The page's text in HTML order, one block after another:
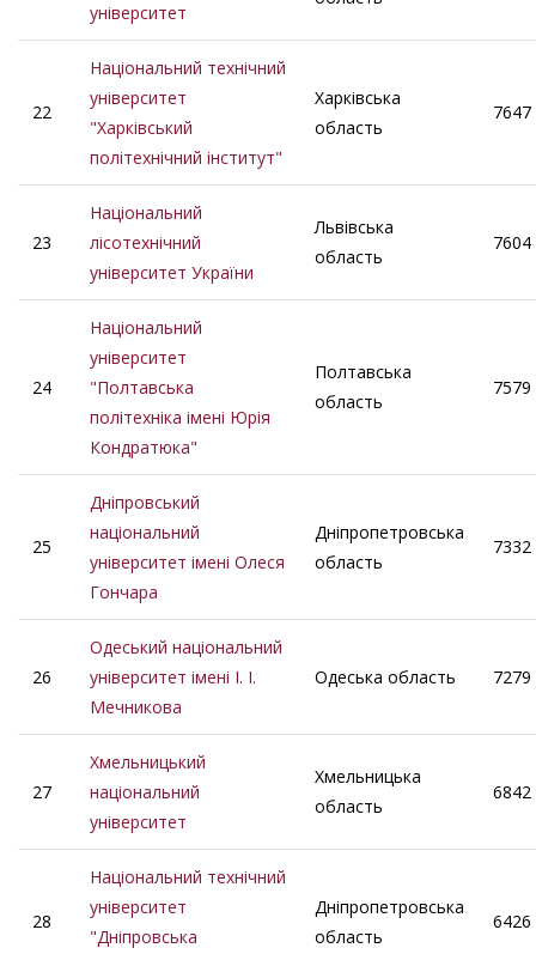
університет
22
Національний технічний
університет
"Харківський
політехнічний інститут"
Харківська
область
7647
23
Національний
лісотехнічний
університет України
Львівська
область
7604
24
Національний
університет
"Полтавська
політехніка імені Юрія
Кондратюка"
Полтавська
область
7579
25
Дніпровський
національний
університет імені Олеся
Гончара
Дніпропетровська
область
7332
26
Одеський національний
університет імені І. І.
Мечникова
Одеська область 7279
27
Хмельницький
національний
університет
Хмельницька
область
6842
28
Національний технічний
університет
"Дніпровська
Дніпропетровська
область
6426